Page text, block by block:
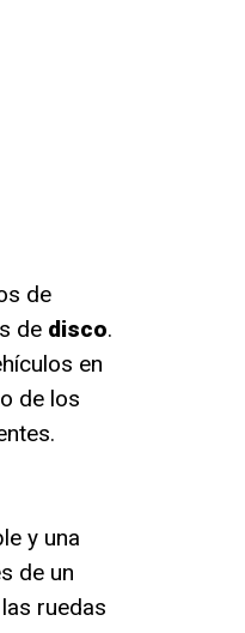
de
de disco.
en
de los
y una
de un
ruedas